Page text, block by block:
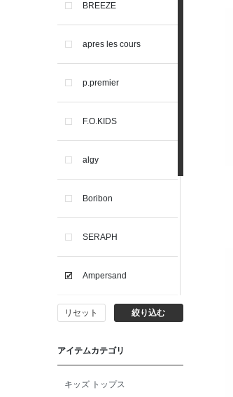
BREEZE
apres les cours
p.premier
F.O.KIDS
algy
Boribon
SERAPH
Ampersand
BIT'Z
toitoitoi
BOBOCHOSES
リセット 絞り込む
アイテムカテゴリ
キッズ トップス